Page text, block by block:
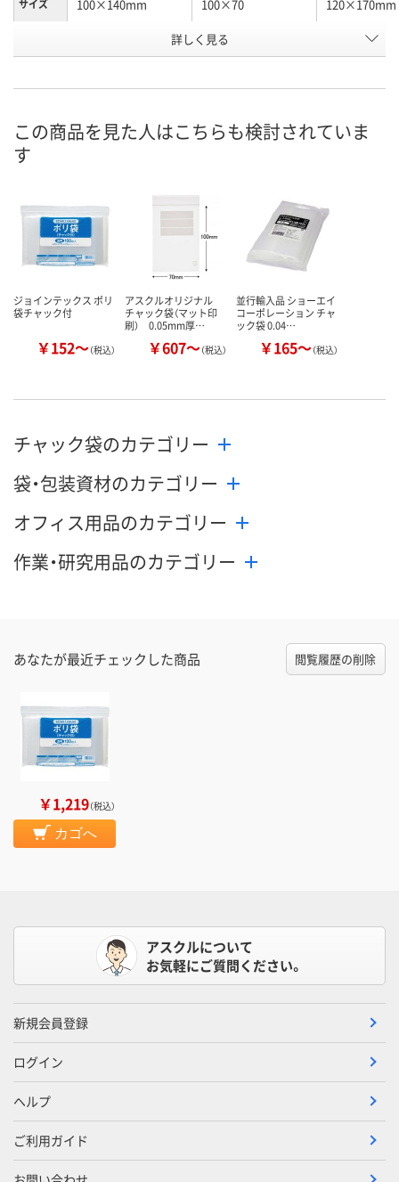
サイズ 100×140mm 100×70 120×170mm
U338314 KK93322
詳しく見る
この商品を見た人はこちらも検討されていま
す
ジョインテックス ポリ
袋チャック付
￥152～（税込）
アスクルオリジナル
チャック袋（マット印
刷） 0.05mm厚…
￥607～（税込）
並行輸入品 ショーエイ
コーポレーション チャ
ック袋 0.04…
￥165～（税込）
チャック袋のカテゴリー
袋・包装資材のカテゴリー
オフィス用品のカテゴリー
作業・研究用品のカテゴリー
あなたが最近チェックした商品 閲覧履歴の削除
￥1,219（税込）
カゴへ
アスクルについて
お気軽にご質問ください。
新規会員登録
ログイン
ヘルプ
ご利用ガイド